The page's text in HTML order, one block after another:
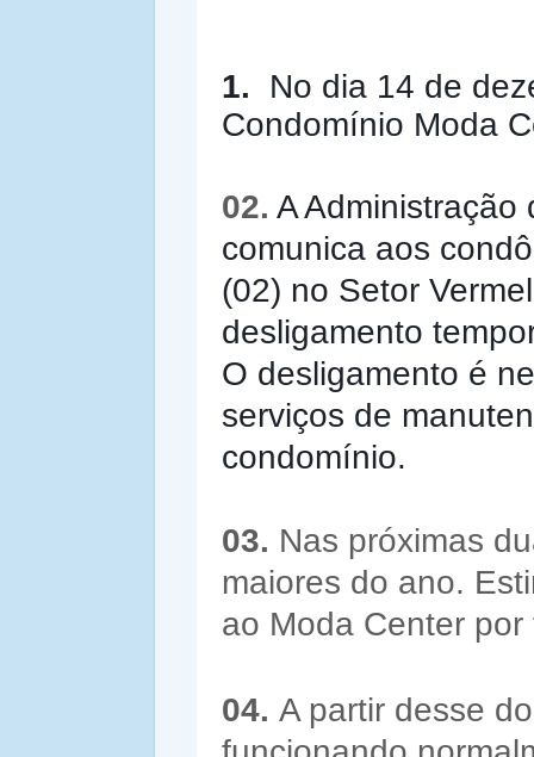
1.
No dia 14 de
Condomínio Moda
02. A Administração
comunica aos
(02) no Setor
desligamento
O desligamento é
serviços de
condomínio.
03. Nas próximas
maiores do ano.
ao Moda Center por
04. A partir desse